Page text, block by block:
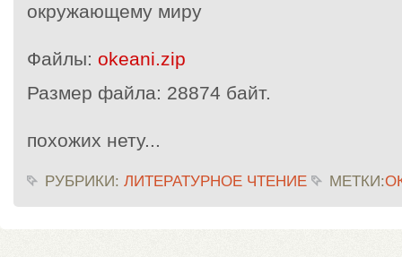
окружающему миру
Файлы: okeani.zip
Размер файла: 28874 байт.
похожих нету...
РУБРИКИ: ЛИТЕРАТУРНОЕ ЧТЕНИЕ МЕТКИ: